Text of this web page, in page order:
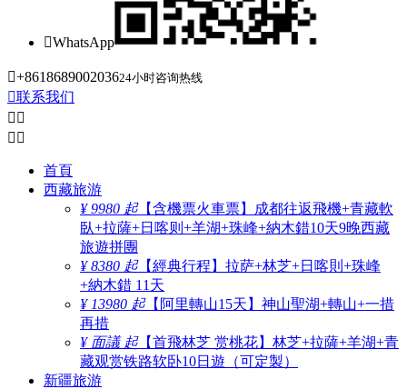
WhatsApp
+861868900203624小时咨询热线
联系我们
 
 
首頁
西藏旅游
¥ 9980 起【含機票火車票】成都往返飛機+青藏軟
臥+拉薩+日喀则+羊湖+珠峰+納木錯10天9晚西藏
旅遊拼團
¥ 8380 起【經典行程】拉萨+林芝+日喀則+珠峰
+納木錯 11天
¥ 13980 起【阿里轉山15天】神山聖湖+轉山+一措
再措
¥ 面議 起【首飛林芝 赏桃花】林芝+拉薩+羊湖+青
藏观赏铁路软卧10日遊（可定製）
新疆旅游